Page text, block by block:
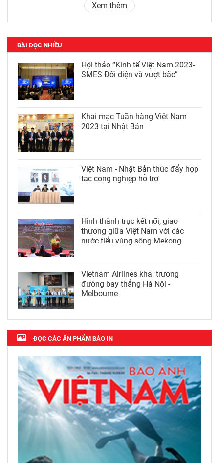
Xem thêm
BÀI ĐỌC NHIỀU
Hội thảo “Kinh tế Việt Nam 2023-
SMES Đối diện và vượt bão”
Khai mạc Tuần hàng Việt Nam
2023 tại Nhật Bản
Việt Nam - Nhật Bản thúc đẩy hợp
tác công nghiệp hỗ trợ
Hình thành trục kết nối, giao
thương giữa Việt Nam với các
nước tiểu vùng sông Mekong
Vietnam Airlines khai trương
đường bay thẳng Hà Nội -
Melbourne
ĐỌC CÁC ẤN PHẨM BÁO IN